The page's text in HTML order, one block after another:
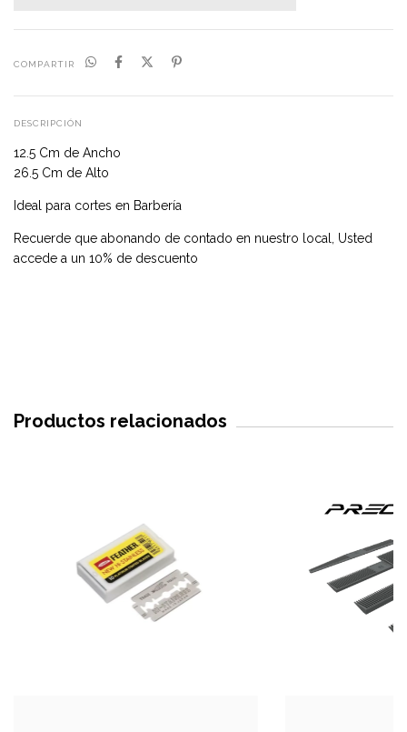
COMPARTIR
DESCRIPCIÓN
12.5 Cm de Ancho
26.5 Cm de Alto
Ideal para cortes en Barbería
Recuerde que abonando de contado en nuestro local, Usted
accede a un 10% de descuento
Productos relacionados